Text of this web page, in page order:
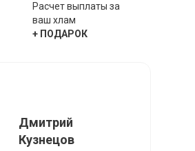
Дмитрий
Кузнецов
Расчет выплаты за
ваш хлам
+ ПОДАРОК